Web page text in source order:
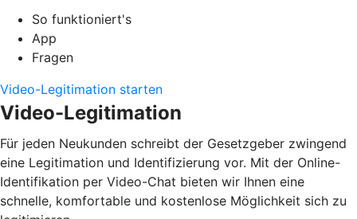
So funktioniert's
App
Fragen
Video-Legitimation starten
Video-Legitimation
Für jeden Neukunden schreibt der Gesetzgeber zwingend
eine Legitimation und Identifizierung vor. Mit der Online-
Identifikation per Video-Chat bieten wir Ihnen eine
schnelle, komfortable und kostenlose Möglichkeit sich zu